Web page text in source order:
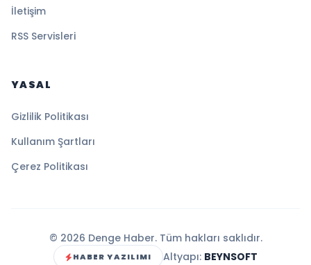
İletişim
RSS Servisleri
YASAL
Gizlilik Politikası
Kullanım Şartları
Çerez Politikası
© 2026 Denge Haber. Tüm hakları saklıdır.
HABER YAZILIMI Altyapı: BEYNSOFT